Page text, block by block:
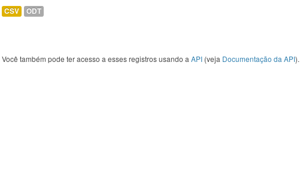
CSV ODT
Você também pode ter acesso a esses registros usando a API (veja Documentação da API).